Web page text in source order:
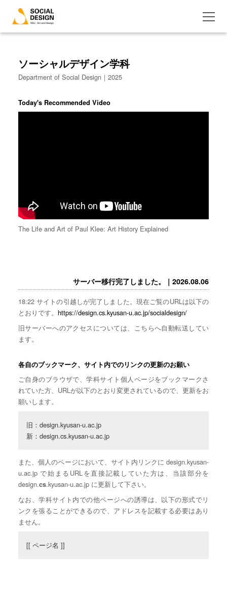
ソーシャルデザイン学科
Department of Social Design｜2025
Today's Recommended Video
The Life and Art of Paul Klee: Art History Explained
サーバー移行完了しました。｜2026.08.06
18:22 サイトの引越しが完了しました。現在ご覧のURLは以下の
とおりです。 https://design.cs.kyusan-u.ac.jp/socialdesign/
旧サーバーへのアクセスについては、こちらへ自動転送してい
ます。
各自のブックマーク、サイト内でのリンクの更新のお願い
ご自身のブラウザで、学科サイト個人ページをブックマークさ
れていた方、URLが以下のとおり変更されているので、更新をお
願いします。
旧：design.kyusan-u.ac.jp
新：design.cs.kyusan-u.ac.jp
また、個人のページにおいて、サイト内リンクに design.kyusan-
u.ac.jp で始まるURLを直接記載していた方は、当該部分を
design.cs.kyusan-u.ac.jp に更新して下さい。
なお、学科サイト内での他ページへの誘導は、以下の形式でリ
ンクを張ることができるので、アドレスを記載する必要はあり
ません。
[[ ページ名 ]]